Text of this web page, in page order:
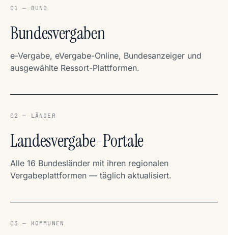
01 — BUND
Bundesvergaben
e-Vergabe, eVergabe-Online, Bundesanzeiger und
ausgewählte Ressort-Plattformen.
02 — LÄNDER
Landesvergabe-Portale
Alle 16 Bundesländer mit ihren regionalen
Vergabeplattformen — täglich aktualisiert.
03 — KOMMUNEN